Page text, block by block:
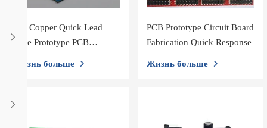
1oz Copper Quick Lead
Time Prototype PCB
Жизнь больше
PCB Prototype Circuit Board
Fabrication Quick Response
Жизнь больше